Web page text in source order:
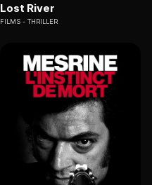
Lost River
FILMS THRILLER